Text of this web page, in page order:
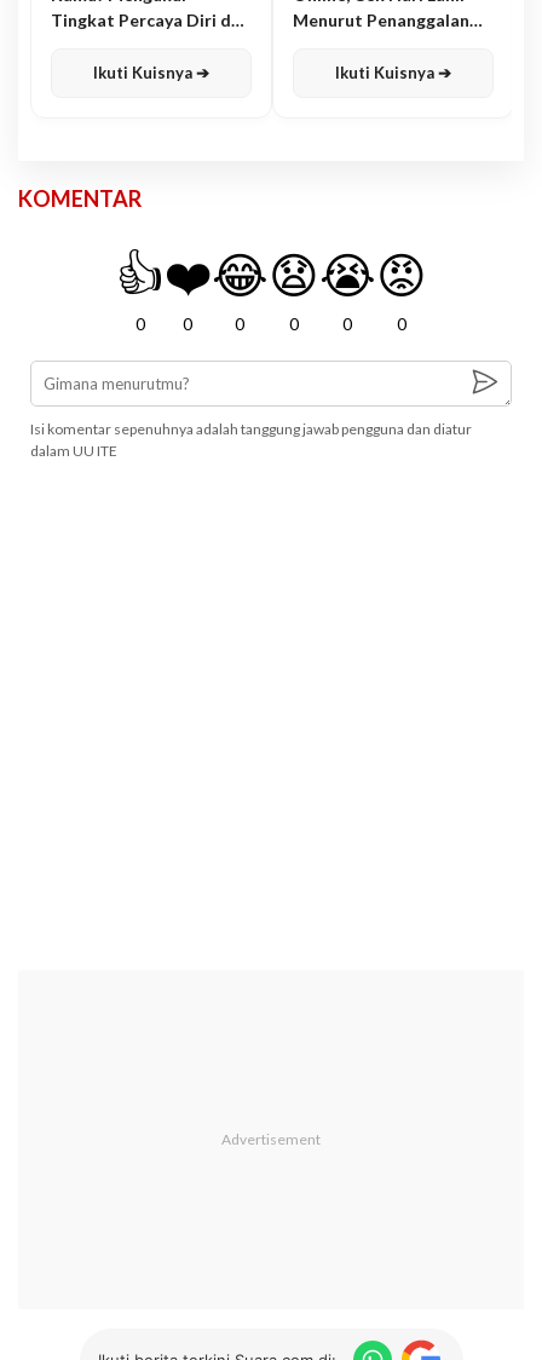
Tingkat Percaya Diri dan
Ikuti Kuisnya ➔
Menurut Penanggalan
Ikuti Kuisnya ➔
KOMENTAR
👍
0
❤️
0
😂
0
😧
0
😭
0
😡
0
Isi komentar sepenuhnya adalah tanggung jawab pengguna dan diatur
dalam UU ITE